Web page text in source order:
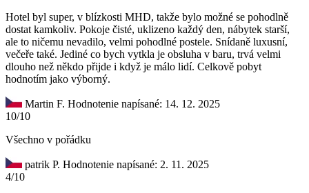
Hotel byl super, v blízkosti MHD, takže bylo možné se pohodlně
dostat kamkoliv. Pokoje čisté, uklizeno každý den, nábytek starší,
ale to ničemu nevadilo, velmi pohodlné postele. Snídaně luxusní,
večeře také. Jediné co bych vytkla je obsluha v baru, trvá velmi
dlouho než někdo přijde i když je málo lidí. Celkově pobyt
hodnotím jako výborný.
Martin F. Hodnotenie napísané: 14. 12. 2025
10/10
Všechno v pořádku
patrik P. Hodnotenie napísané: 2. 11. 2025
4/10